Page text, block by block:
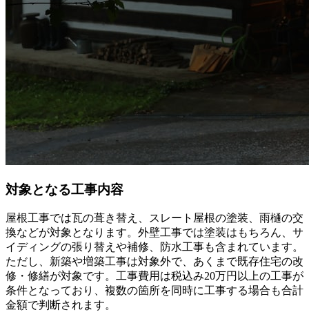
対象となる工事内容
屋根工事では瓦の葺き替え、スレート屋根の塗装、雨樋の交
換などが対象となります。外壁工事では塗装はもちろん、サ
イディングの張り替えや補修、防水工事も含まれています。
ただし、新築や増築工事は対象外で、あくまで既存住宅の改
修・修繕が対象です。工事費用は税込み20万円以上の工事が
条件となっており、複数の箇所を同時に工事する場合も合計
金額で判断されます。